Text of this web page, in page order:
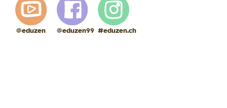
@eduzen @eduzen99 #eduzen.ch